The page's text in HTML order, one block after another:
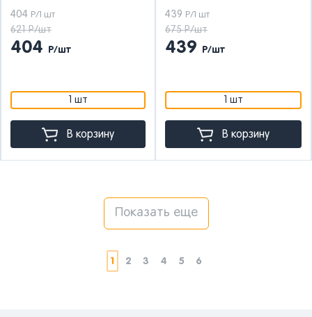
404 Р/1 шт
621 Р/шт
404 Р/шт
1 шт
В корзину
439 Р/1 шт
675 Р/шт
439 Р/шт
1 шт
В корзину
Показать еще
1 2 3 4 5 6